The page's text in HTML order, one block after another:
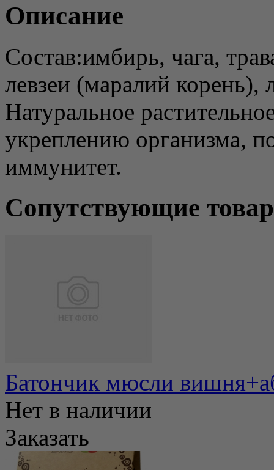
Описание
Состав:имбирь, чага,
левзеи (маралий корень),
Натуральное
укреплению организма,
иммунитет.
Сопутствующие
Батончик мюсли
Нет в наличии
Заказать